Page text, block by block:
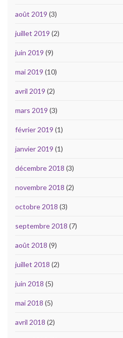
août 2019 (3)
juillet 2019 (2)
juin 2019 (9)
mai 2019 (10)
avril 2019 (2)
mars 2019 (3)
février 2019 (1)
janvier 2019 (1)
décembre 2018 (3)
novembre 2018 (2)
octobre 2018 (3)
septembre 2018 (7)
août 2018 (9)
juillet 2018 (2)
juin 2018 (5)
mai 2018 (5)
avril 2018 (2)